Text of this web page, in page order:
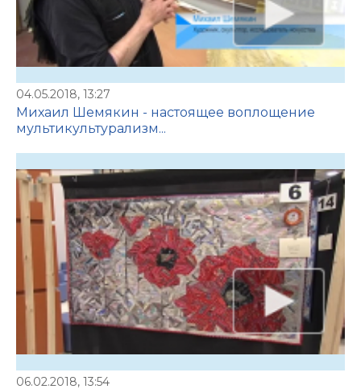
04.05.2018, 13:27
Михаил Шемякин - настоящее воплощение
мультикультурализм...
06.02.2018, 13:54